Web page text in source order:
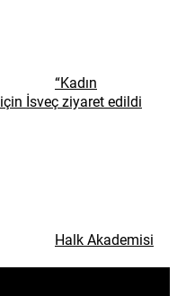
“Kadın
İsveç ziyaret edildi
Halk Akademisi